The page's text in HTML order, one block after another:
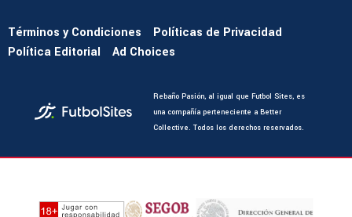
Términos y Condiciones
Políticas de Privacidad
Política Editorial
Ad Choices
Rebaño Pasión, al igual que Futbol Sites, es
una compañía perteneciente a Better
Collective. Todos los derechos reservados.